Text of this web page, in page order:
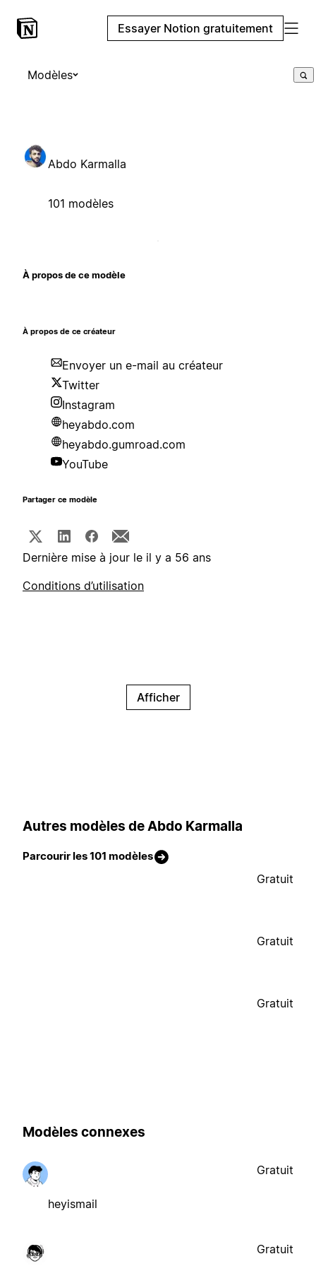
Essayer Notion gratuitement
Modèles
Abdo Karmalla
101 modèles
À propos de ce modèle
À propos de ce créateur
Envoyer un e-mail au créateur
Twitter
Instagram
heyabdo.com
heyabdo.gumroad.com
YouTube
Partager ce modèle
Dernière mise à jour le il y a 56 ans
Conditions d’utilisation
Afficher
Autres modèles de Abdo Karmalla
Parcourir les 101 modèles
Gratuit
Gratuit
Gratuit
Modèles connexes
heyismail
Gratuit
Gratuit